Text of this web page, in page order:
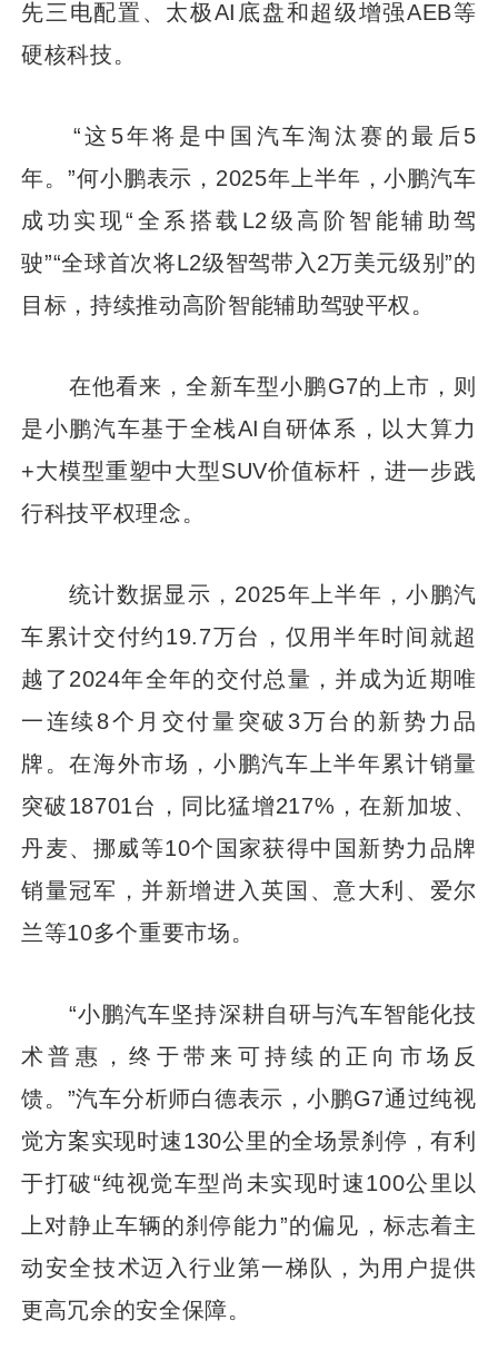
先三电配置、太极AI底盘和超级增强AEB等
硬核科技。
“这5年将是中国汽车淘汰赛的最后5
年。”何小鹏表示，2025年上半年，小鹏汽车
成功实现“全系搭载L2级高阶智能辅助驾
驶”“全球首次将L2级智驾带入2万美元级别”的
目标，持续推动高阶智能辅助驾驶平权。
在他看来，全新车型小鹏G7的上市，则
是小鹏汽车基于全栈AI自研体系，以大算力
+大模型重塑中大型SUV价值标杆，进一步践
行科技平权理念。
统计数据显示，2025年上半年，小鹏汽
车累计交付约19.7万台，仅用半年时间就超
越了2024年全年的交付总量，并成为近期唯
一连续8个月交付量突破3万台的新势力品
牌。在海外市场，小鹏汽车上半年累计销量
突破18701台，同比猛增217%，在新加坡、
丹麦、挪威等10个国家获得中国新势力品牌
销量冠军，并新增进入英国、意大利、爱尔
兰等10多个重要市场。
“小鹏汽车坚持深耕自研与汽车智能化技
术普惠，终于带来可持续的正向市场反
馈。”汽车分析师白德表示，小鹏G7通过纯视
觉方案实现时速130公里的全场景刹停，有利
于打破“纯视觉车型尚未实现时速100公里以
上对静止车辆的刹停能力”的偏见，标志着主
动安全技术迈入行业第一梯队，为用户提供
更高冗余的安全保障。